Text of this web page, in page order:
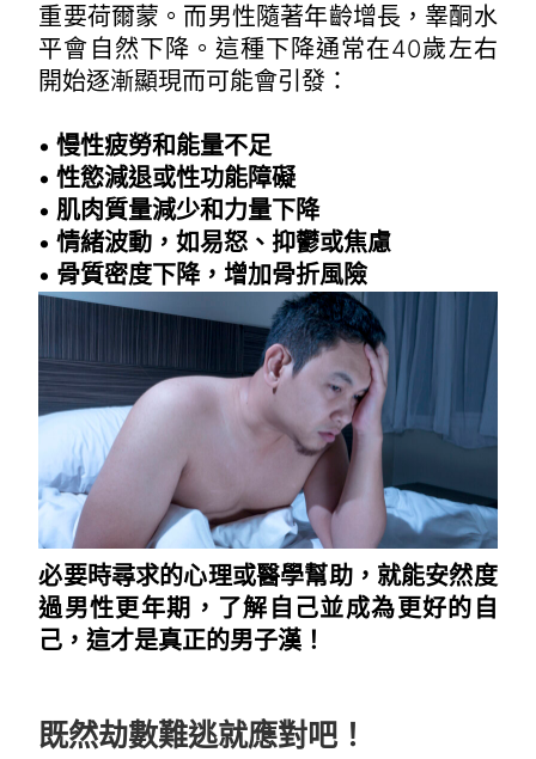
重要荷爾蒙。而男性隨著年齡增長，睾酮水
平會自然下降。這種下降通常在40歲左右
開始逐漸顯現而可能會引發：
• 慢性疲勞和能量不足
• 性慾減退或性功能障礙
• 肌肉質量減少和力量下降
• 情緒波動，如易怒、抑鬱或焦慮
• 骨質密度下降，增加骨折風險
必要時尋求的心理或醫學幫助，就能安然度
過男性更年期，了解自己並成為更好的自
己，這才是真正的男子漢！
既然劫數難逃就應對吧！